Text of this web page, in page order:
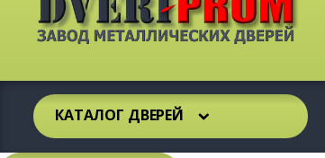
КАТАЛОГ ДВЕРЕЙ